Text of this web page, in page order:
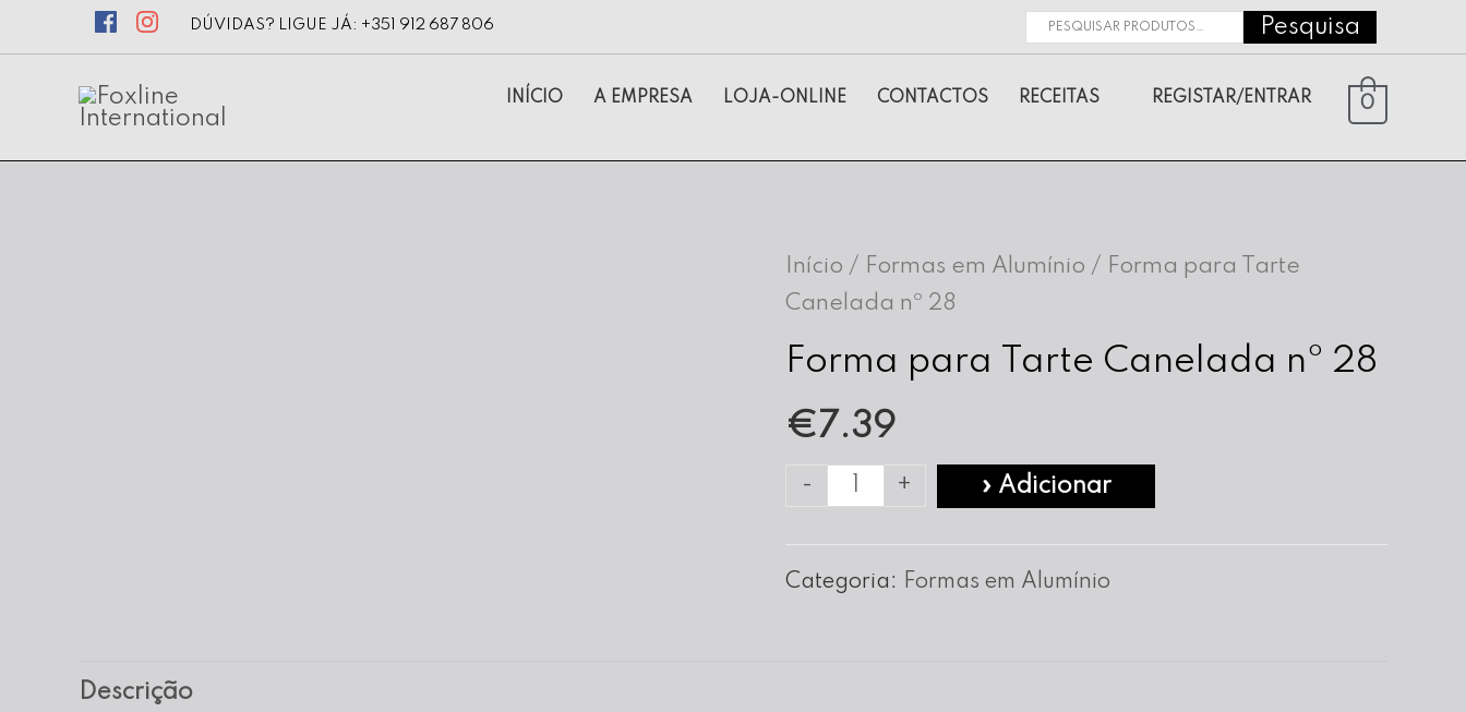
DÚVIDAS? LIGUE JÁ: +351 912 687 806
Pesquisar
Pesquisa
INÍCIO A EMPRESA LOJA-ONLINE CONTACTOS RECEITAS REGISTAR/ENTRAR 0
Início / Formas em Alumínio / Forma para Tarte
Canelada nº 28
Forma para Tarte Canelada nº 28
€7.39
-
Quantidade
+ » Adicionar
Categoria: Formas em Alumínio
Descrição